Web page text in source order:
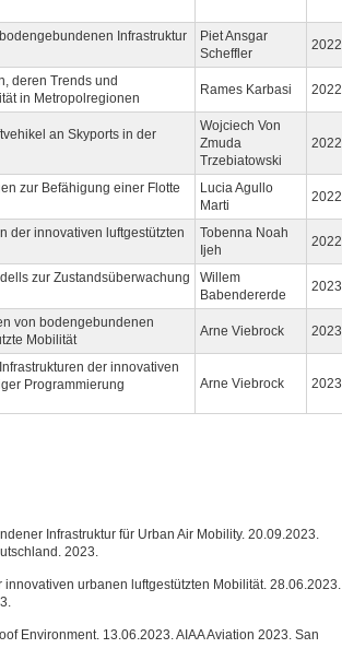
Infrastruktur
Piet Ansgar
Scheffler
2022
deren Trends und
in Metropolregionen
Rames Karbasi 2022
an Skyports in der
Wojciech Von
Zmuda
Trzebiatowski
2022
zur Befähigung einer Flotte
Lucia Agullo
Marti
2022
der innovativen luftgestützten
Tobenna Noah
Ijeh
2022
zur Zustandsüberwachung
Willem
Babendererde
2023
von bodengebundenen
Mobilität
Arne Viebrock 2023
der innovativen
Programmierung
Arne Viebrock 2023
Infrastruktur für Urban Air Mobility. 20.09.2023.
2023.
urbanen luftgestützten Mobilität. 28.06.2023.
Environment. 13.06.2023. AIAA Aviation 2023. San